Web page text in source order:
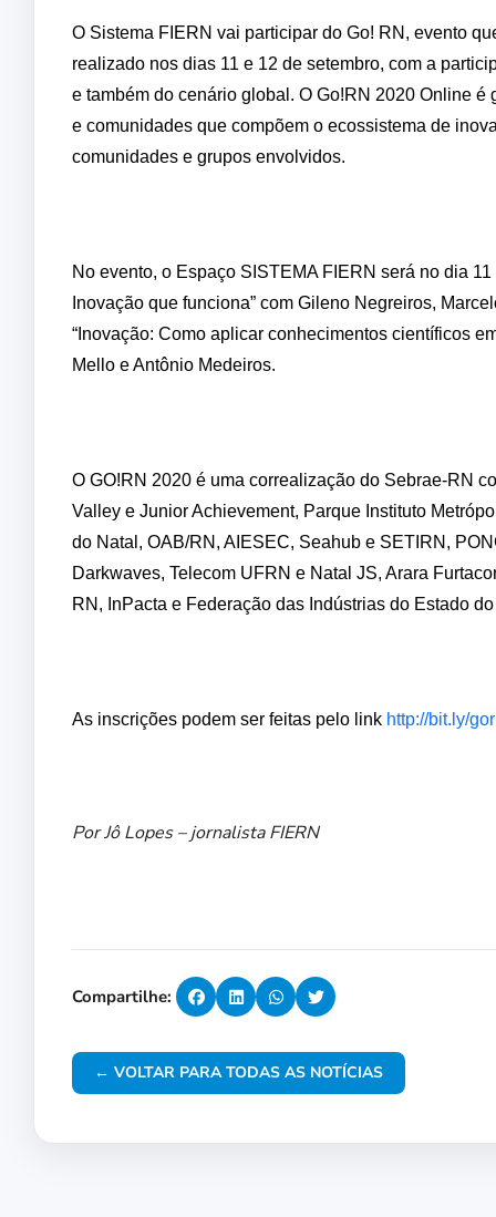
O Sistema FIERN vai participar do Go! RN, evento
realizado nos dias 11 e 12 de setembro, com a
e também do cenário global. O Go!RN 2020 Online
e comunidades que compõem o ecossistema de
comunidades e grupos envolvidos.
No evento, o Espaço SISTEMA FIERN será no dia
Inovação que funciona” com Gileno Negreiros,
“Inovação: Como aplicar conhecimentos científicos
Mello e Antônio Medeiros.
O GO!RN 2020 é uma correalização do Sebrae-RN
Valley e Junior Achievement, Parque Instituto
do Natal, OAB/RN, AIESEC, Seahub e SETIRN,
Darkwaves, Telecom UFRN e Natal JS, Arara
RN, InPacta e Federação das Indústrias do Estado
As inscrições podem ser feitas pelo link http://bit.ly/
Por Jô Lopes – jornalista FIERN
Compartilhe:
← VOLTAR PARA TODAS AS NOTÍCIAS